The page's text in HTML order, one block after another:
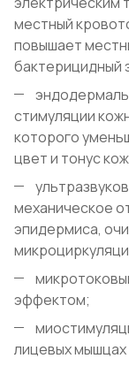
местный
повышает
бактерицидный
стимуляции
которого
цвет и тонус
механическое
эпидермиса,
эффектом;
лицевых